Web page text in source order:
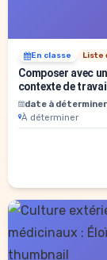
En classe Liste
Composer avec
contexte de travail
date à déterminer
À déterminer